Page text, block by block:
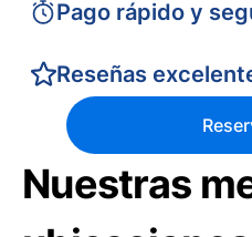
Pago rápido y
Reseñas
Nuestras